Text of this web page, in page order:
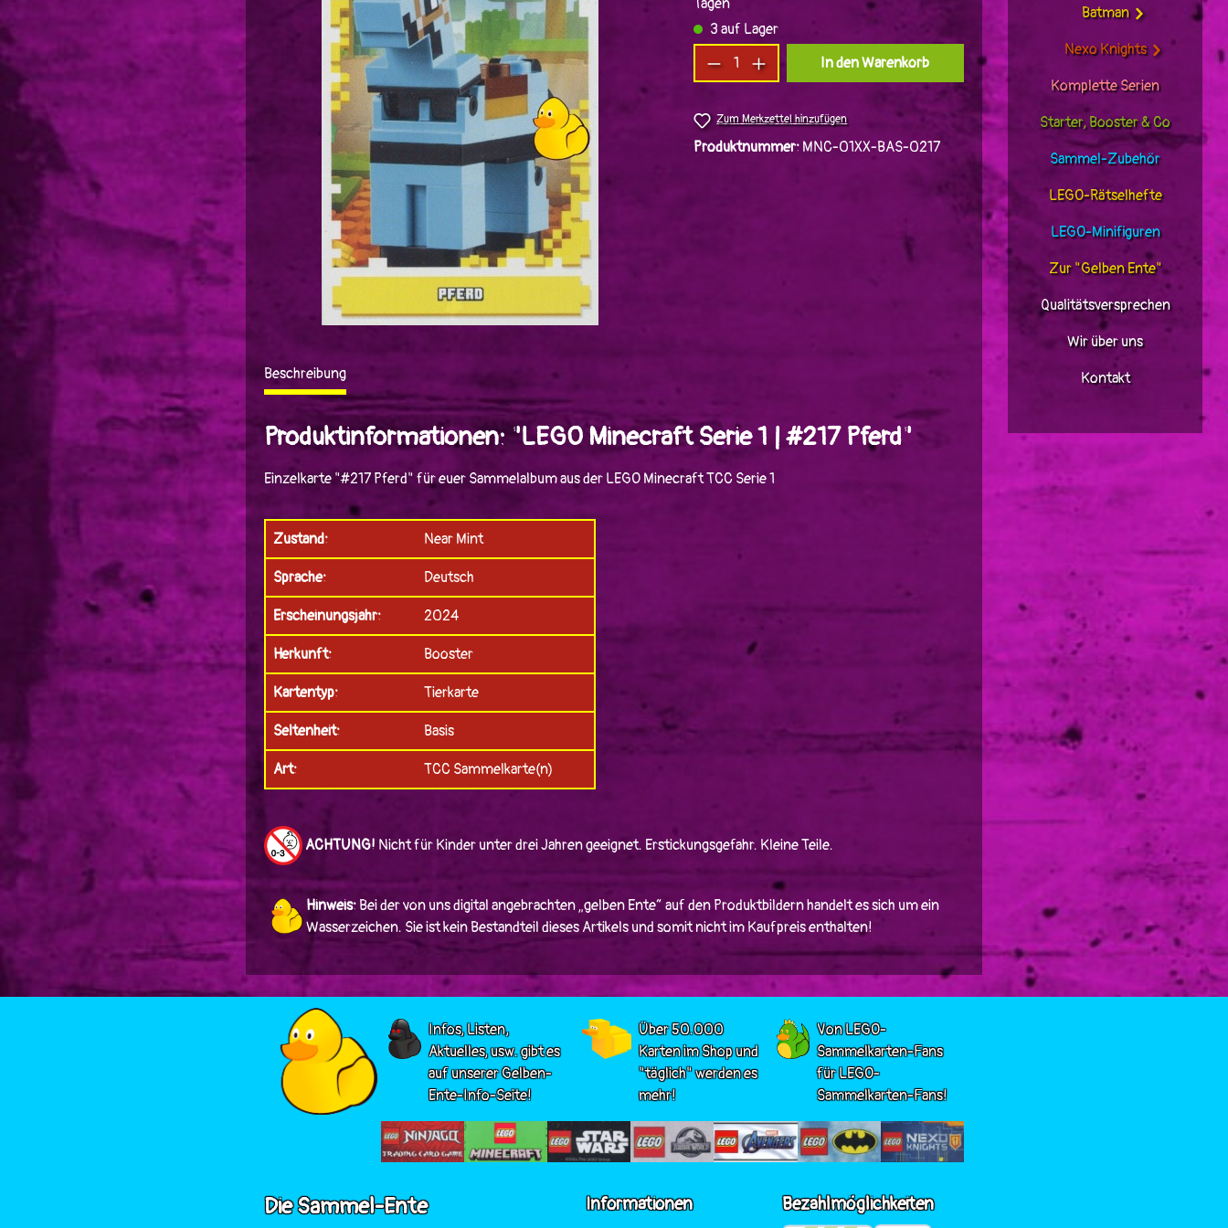
Batman
Nexo Knights
Komplette Serien
Starter, Booster & Co
Sammel-Zubehör
LEGO-Rätselhefte
LEGO-Minifiguren
Zur "Gelben Ente"
Qualitätsversprechen
Wir über uns
Kontakt
Tagen
3 auf Lager
Produkt Anzahl: Gib den gewünschten Wert ein oder
In den Warenkorb
Zum Merkzettel hinzufügen
Produktnummer: MNC-01XX-BAS-0217
Beschreibung
Produktinformationen: "LEGO Minecraft Serie 1 | #217 Pferd"
Einzelkarte "#217 Pferd" für euer Sammelalbum aus der LEGO Minecraft TCC Serie 1
Zustand: Near Mint
Sprache: Deutsch
Erscheinungsjahr: 2024
Herkunft: Booster
Kartentyp: Tierkarte
Seltenheit: Basis
Art: TCC Sammelkarte(n)
ACHTUNG! Nicht für Kinder unter drei Jahren geeignet. Erstickungsgefahr. Kleine Teile.
Hinweis: Bei der von uns digital angebrachten „gelben Ente“ auf den Produktbildern handelt es sich um ein
Wasserzeichen. Sie ist kein Bestandteil dieses Artikels und somit nicht im Kaufpreis enthalten!
Infos, Listen,
Aktuelles, usw. gibt es
auf unserer Gelben-
Ente-Info-Seite!
Über 50.000
Karten im Shop und
"täglich" werden es
mehr!
Von LEGO-
Sammelkarten-Fans
für LEGO-
Sammelkarten-Fans!
Die Sammel-Ente Informationen Bezahlmöglichkeiten